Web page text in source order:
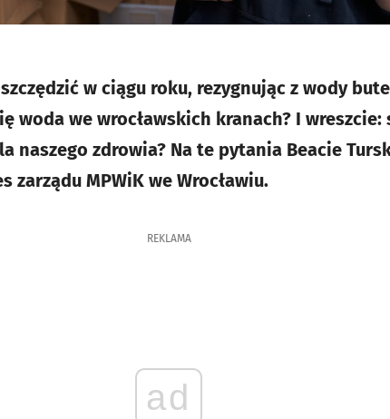
w ciągu roku, rezygnując z wody
woda we wrocławskich kranach? I
naszego zdrowia? Na te pytania Beacie
zarządu MPWiK we Wrocławiu.
REKLAMA
ad